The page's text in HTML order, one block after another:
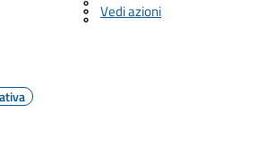
Vedi azioni